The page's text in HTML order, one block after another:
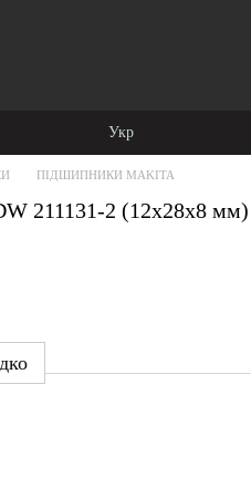
Укр
ПІДШИПНИКИ MAKITA
211131-2 (12x28x8 мм)